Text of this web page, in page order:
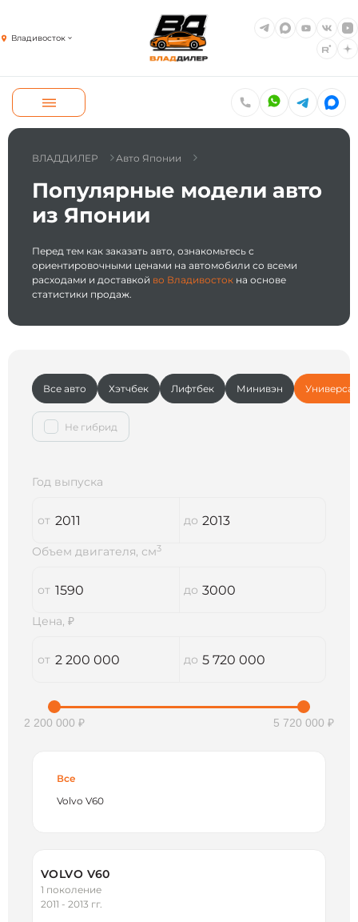
Владивосток
ВЛАДДИЛЕР Авто Японии
Популярные модели авто
из Японии
Перед тем как заказать авто, ознакомьтесь с
ориентировочными ценами на автомобили со всеми
расходами и доставкой во Владивосток на основе
статистики продаж.
Все авто Хэтчбек Лифтбек Минивэн
Не гибрид
Год выпуска
Объем двигателя, см3
Цена, ₽
2 200 000 ₽ 5 720 000 ₽
Все
Volvo V60
VOLVO V60
1 поколение
2011 - 2013 гг.